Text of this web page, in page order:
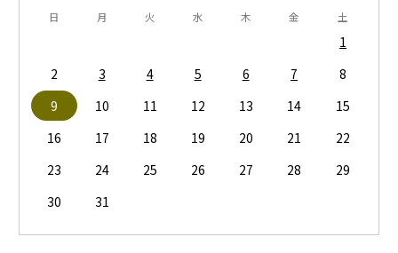
日 月 火 水 木 金 土
1
2
3 4 5 6 7
8
9
10 11 12 13 14
15
16
17 18 19 20 21
22
23
24 25 26 27 28
29
30
31